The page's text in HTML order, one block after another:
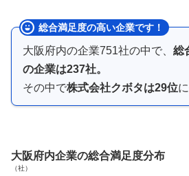
総合満足度の高い企業です！
大阪府内の企業751社の中で、 総
の企業は237社。
その中で株式会社クボタは29位
大阪府内企業の総合満足度分布